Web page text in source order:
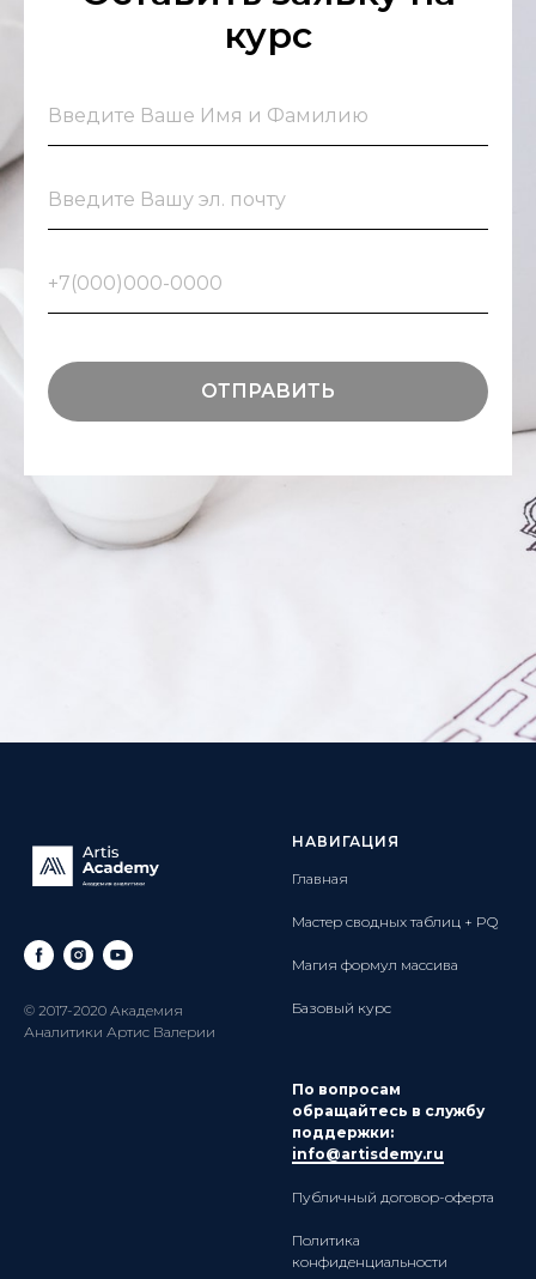
курс
ОТПРАВИТЬ
© 2017-2020 Академия
Аналитики Артис Валерии
НАВИГАЦИЯ
Главная
Мастер сводных таблиц + PQ
Магия формул массива
Базовый курс
По вопросам
обращайтесь в службу
поддержки:
info@artisdemy.ru
Публичный договор-оферта
Политика
конфиденциальности